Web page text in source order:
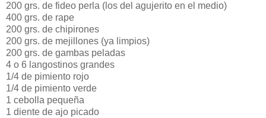
200 grs. de fideo perla (los del agujerito en el medio)
400 grs. de rape
200 grs. de chipirones
200 grs. de mejillones (ya limpios)
200 grs. de gambas peladas
4 o 6 langostinos grandes
1/4 de pimiento rojo
1/4 de pimiento verde
1 cebolla pequeña
1 diente de ajo picado